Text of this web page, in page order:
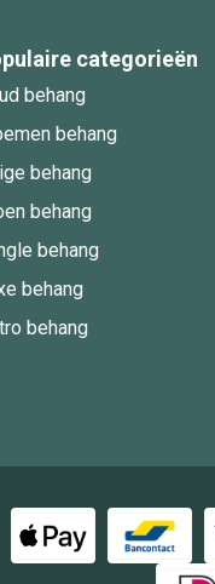
categorieën
behang
behang
behang
behang
behang
behang
behang